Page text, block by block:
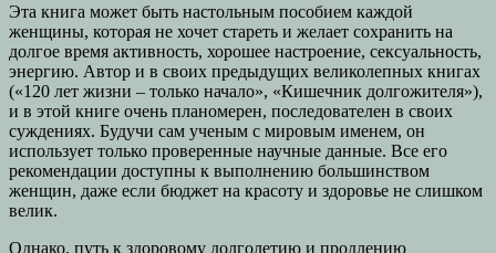
Эта книга может быть настольным пособием каждой
женщины, которая не хочет стареть и желает сохранить на
долгое время активность, хорошее настроение, сексуальность,
энергию. Автор и в своих предыдущих великолепных книгах
(«120 лет жизни – только начало», «Кишечник долгожителя»),
и в этой книге очень планомерен, последователен в своих
суждениях. Будучи сам ученым с мировым именем, он
использует только проверенные научные данные. Все его
рекомендации доступны к выполнению большинством
женщин, даже если бюджет на красоту и здоровье не слишком
велик.
Однако, путь к здоровому долголетию и продлению